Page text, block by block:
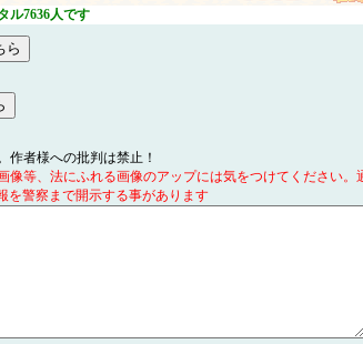
ル7636人です
作者様への批判は禁止！
像等、法にふれる画像のアップには気をつけてください。
を警察まで開示する事があります